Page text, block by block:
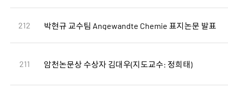
212 박현규 교수팀 Angewandte Chemie 표지논문 발표
211 암천논문상 수상자 김대우(지도교수: 정희태)